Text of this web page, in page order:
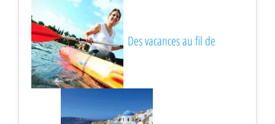
Des vacances au fil de